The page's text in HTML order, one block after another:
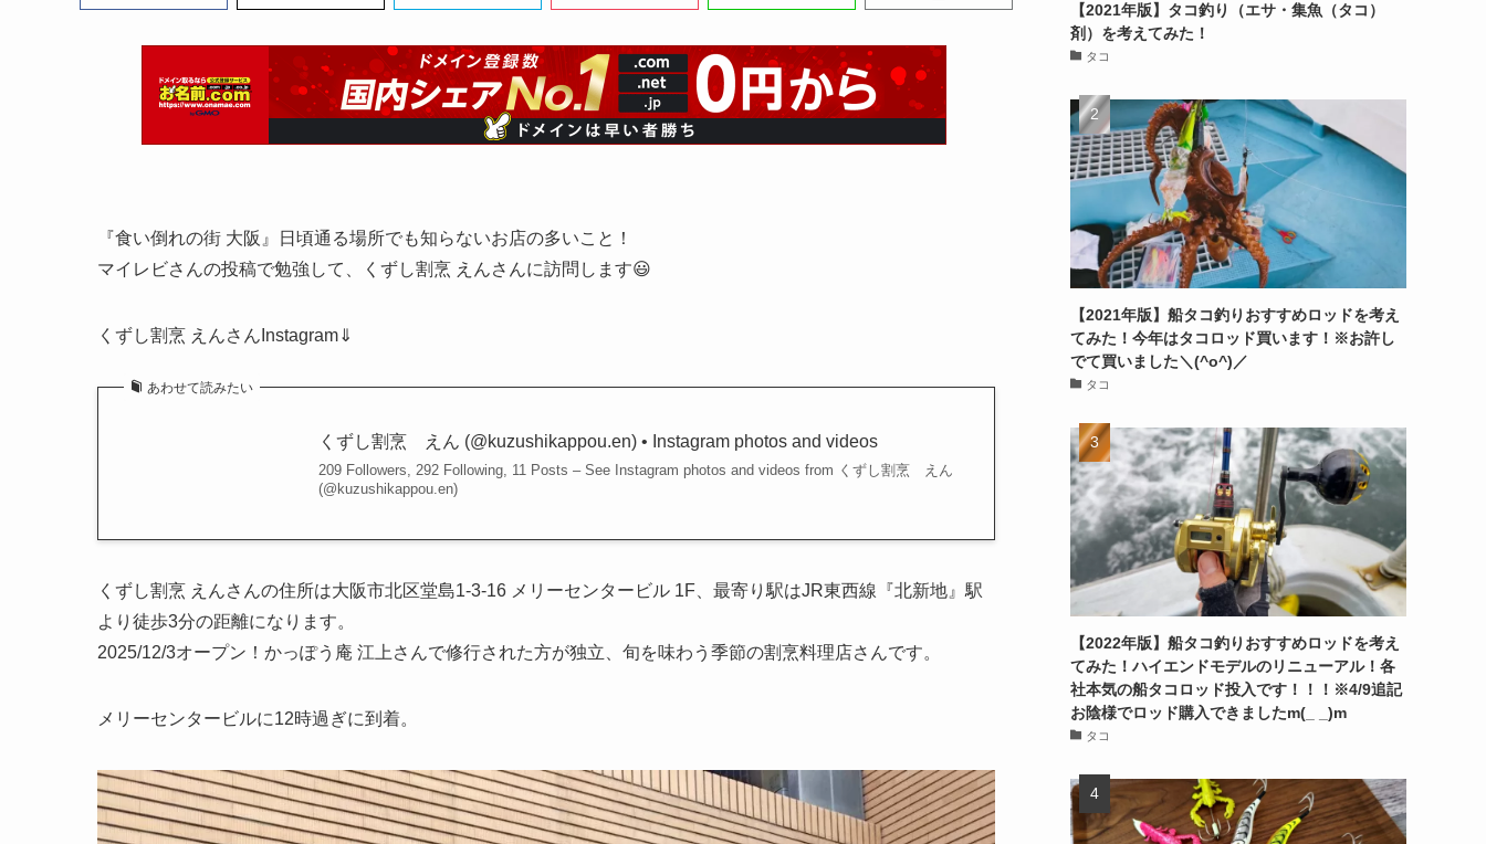
『食い倒れの街 大阪』日頃通る場所でも知らないお店の多いこと！
マイレビさんの投稿で勉強して、くずし割烹 えんさんに訪問します😃
くずし割烹 えんさんInstagram⇓
あわせて読みたい
くずし割烹 えん (@kuzushikappou.en) • Instagram photos and videos
209 Followers, 292 Following, 11 Posts – See Instagram photos and videos from くずし割烹 えん
(@kuzushikappou.en)
くずし割烹 えんさんの住所は大阪市北区堂島1-3-16 メリーセンタービル 1F、最寄り駅はJR東西線『北新地』駅
より徒歩3分の距離になります。
2025/12/3オープン！かっぽう庵 江上さんで修行された方が独立、旬を味わう季節の割烹料理店さんです。
メリーセンタービルに12時過ぎに到着。
【2021年版】タコ釣り（エサ・集魚（タコ）
剤）を考えてみた！
タコ
【2021年版】船タコ釣りおすすめロッドを考え
てみた！今年はタコロッド買います！※お許し
でて買いました＼(^o^)／
タコ
【2022年版】船タコ釣りおすすめロッドを考え
てみた！ハイエンドモデルのリニューアル！各
社本気の船タコロッド投入です！！！※4/9追記
お陰様でロッド購入できましたm(_ _)m
タコ